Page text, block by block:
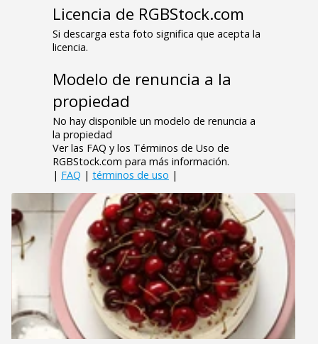
Licencia de RGBStock.com
Si descarga esta foto significa que acepta la
licencia.
Modelo de renuncia a la
propiedad
No hay disponible un modelo de renuncia a
la propiedad
Ver las FAQ y los Términos de Uso de
RGBStock.com para más información.
| FAQ | términos de uso |